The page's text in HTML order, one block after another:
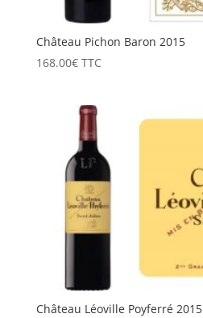
Château Pichon Baron 2015
168.00€ TTC
Château Léoville Poyferré 2015